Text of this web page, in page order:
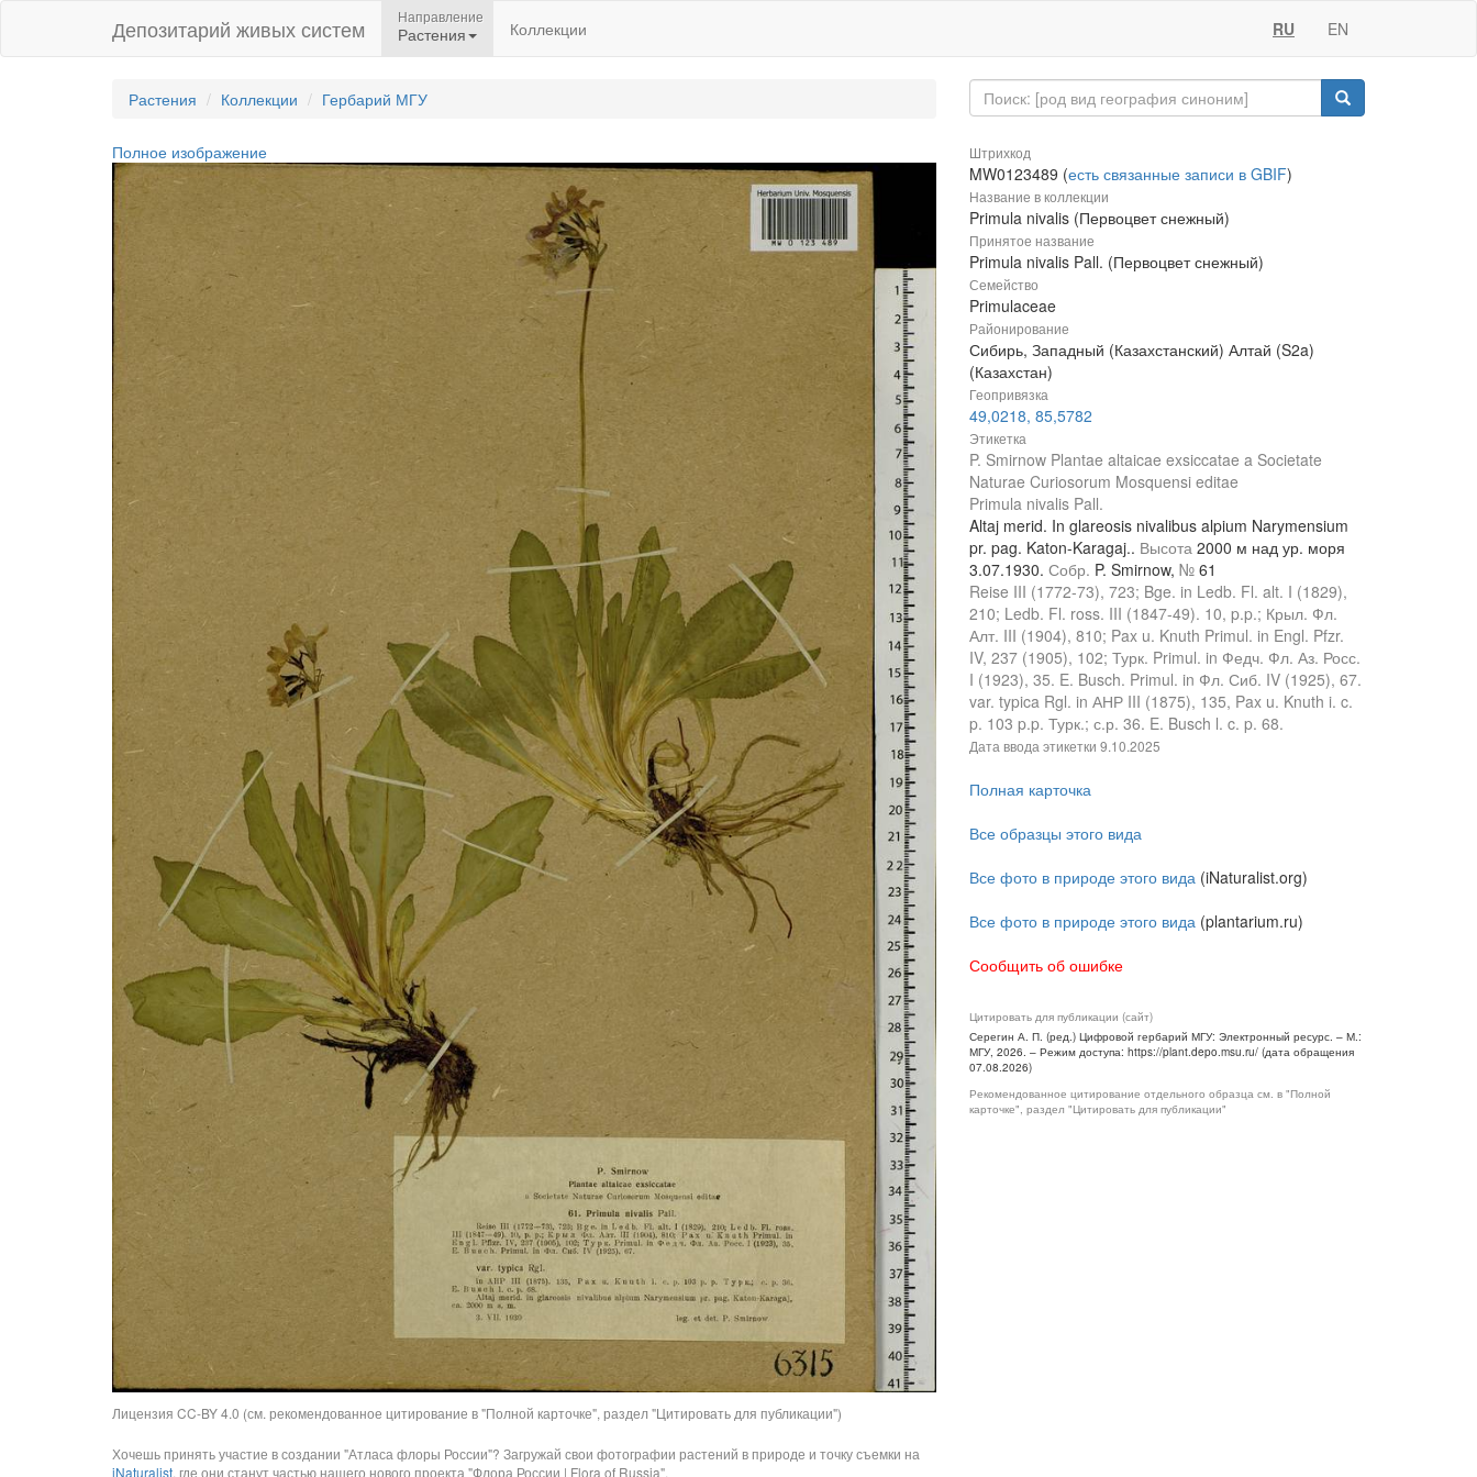
Депозитарий живых систем Направление
Растения Коллекции RU EN
Растения Коллекции Гербарий МГУ
Полное изображение
Лицензия CC-BY 4.0 (см. рекомендованное цитирование в "Полной карточке", раздел "Цитировать для публикации")
Хочешь принять участие в создании "Атласа флоры России"? Загружай свои фотографии растений в природе и точку съемки на
iNaturalist, где они станут частью нашего нового проекта "Флора России | Flora of Russia".
Штрихкод
MW0123489 (есть связанные записи в GBIF)
Название в коллекции
Primula nivalis (Первоцвет снежный)
Принятое название
Primula nivalis Pall. (Первоцвет снежный)
Семейство
Primulaceae
Районирование
Сибирь, Западный (Казахстанский) Алтай (S2a)
(Казахстан)
Геопривязка
49,0218, 85,5782
Этикетка
P. Smirnow Plantae altaicae exsiccatae a Societate
Naturae Curiosorum Mosquensi editae
Primula nivalis Pall.
Altaj merid. In glareosis nivalibus alpium Narymensium
pr. pag. Katon-Karagaj.. Высота 2000 м над ур. моря
3.07.1930. Собр. P. Smirnow, № 61
Reise III (1772-73), 723; Bge. in Ledb. Fl. alt. I (1829),
210; Ledb. Fl. ross. III (1847-49). 10, p.p.; Крыл. Фл.
Алт. III (1904), 810; Pax u. Knuth Primul. in Engl. Pfzr.
IV, 237 (1905), 102; Турк. Primul. in Федч. Фл. Аз. Росс.
I (1923), 35. E. Busch. Primul. in Фл. Сиб. IV (1925), 67.
var. typica Rgl. in АНР III (1875), 135, Pax u. Knuth i. c.
p. 103 p.p. Турк.; с.р. 36. E. Busch l. c. p. 68.
Дата ввода этикетки 9.10.2025
Полная карточка
Все образцы этого вида
Все фото в природе этого вида (iNaturalist.org)
Все фото в природе этого вида (plantarium.ru)
Сообщить об ошибке
Цитировать для публикации (сайт)
Серегин А. П. (ред.) Цифровой гербарий МГУ: Электронный ресурс. – М.:
МГУ, 2026. – Режим доступа: https://plant.depo.msu.ru/ (дата обращения
07.08.2026)
Рекомендованное цитирование отдельного образца см. в "Полной
карточке", раздел "Цитировать для публикации"